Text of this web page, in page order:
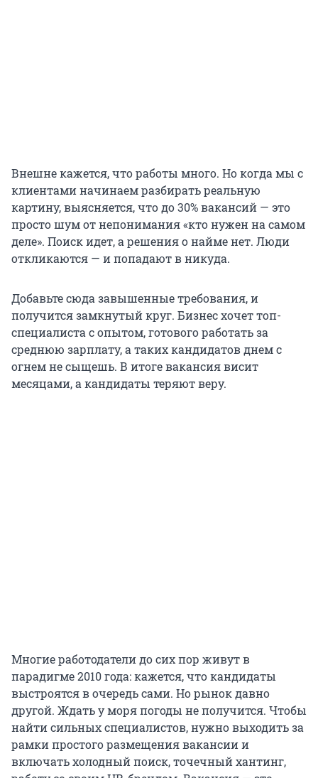
Внешне кажется, что работы много. Но когда мы с
клиентами начинаем разбирать реальную
картину, выясняется, что до 30% вакансий — это
просто шум от непонимания «кто нужен на самом
деле». Поиск идет, а решения о найме нет. Люди
откликаются — и попадают в никуда.
Добавьте сюда завышенные требования, и
получится замкнутый круг. Бизнес хочет топ-
специалиста с опытом, готового работать за
среднюю зарплату, а таких кандидатов днем с
огнем не сыщешь. В итоге вакансия висит
месяцами, а кандидаты теряют веру.
Многие работодатели до сих пор живут в
парадигме 2010 года: кажется, что кандидаты
выстроятся в очередь сами. Но рынок давно
другой. Ждать у моря погоды не получится. Чтобы
найти сильных специалистов, нужно выходить за
рамки простого размещения вакансии и
включать холодный поиск, точечный хантинг,